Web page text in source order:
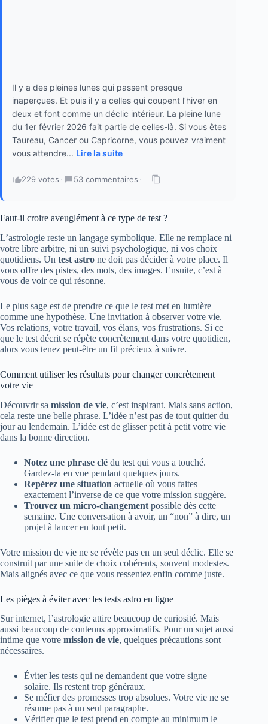
Il y a des pleines lunes qui passent presque
inaperçues. Et puis il y a celles qui coupent l’hiver en
deux et font comme un déclic intérieur. La pleine lune
du 1er février 2026 fait partie de celles-là. Si vous êtes
Taureau, Cancer ou Capricorne, vous pouvez vraiment
vous attendre... Lire la suite
229 votes · 53 commentaires ·
Faut-il croire aveuglément à ce type de test ?
L’astrologie reste un langage symbolique. Elle ne remplace ni
votre libre arbitre, ni un suivi psychologique, ni vos choix
quotidiens. Un test astro ne doit pas décider à votre place. Il
vous offre des pistes, des mots, des images. Ensuite, c’est à
vous de voir ce qui résonne.
Le plus sage est de prendre ce que le test met en lumière
comme une hypothèse. Une invitation à observer votre vie.
Vos relations, votre travail, vos élans, vos frustrations. Si ce
que le test décrit se répète concrètement dans votre quotidien,
alors vous tenez peut-être un fil précieux à suivre.
Comment utiliser les résultats pour changer concrètement
votre vie
Découvrir sa mission de vie, c’est inspirant. Mais sans action,
cela reste une belle phrase. L’idée n’est pas de tout quitter du
jour au lendemain. L’idée est de glisser petit à petit votre vie
dans la bonne direction.
Notez une phrase clé du test qui vous a touché.
Gardez-la en vue pendant quelques jours.
Repérez une situation actuelle où vous faites
exactement l’inverse de ce que votre mission suggère.
Trouvez un micro-changement possible dès cette
semaine. Une conversation à avoir, un “non” à dire, un
projet à lancer en tout petit.
Votre mission de vie ne se révèle pas en un seul déclic. Elle se
construit par une suite de choix cohérents, souvent modestes.
Mais alignés avec ce que vous ressentez enfin comme juste.
Les pièges à éviter avec les tests astro en ligne
Sur internet, l’astrologie attire beaucoup de curiosité. Mais
aussi beaucoup de contenus approximatifs. Pour un sujet aussi
intime que votre mission de vie, quelques précautions sont
nécessaires.
Éviter les tests qui ne demandent que votre signe
solaire. Ils restent trop généraux.
Se méfier des promesses trop absolues. Votre vie ne se
résume pas à un seul paragraphe.
Vérifier que le test prend en compte au minimum le